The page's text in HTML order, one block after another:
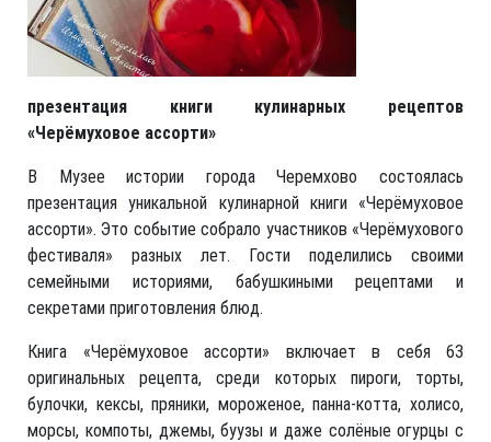
презентация книги кулинарных рецептов
«Черёмуховое ассорти»
В Музее истории города Черемхово состоялась
презентация уникальной кулинарной книги «Черёмуховое
ассорти». Это событие собрало участников «Черёмухового
фестиваля» разных лет. Гости поделились своими
семейными историями, бабушкиными рецептами и
секретами приготовления блюд.
Книга «Черёмуховое ассорти» включает в себя 63
оригинальных рецепта, среди которых пироги, торты,
булочки, кексы, пряники, мороженое, панна-котта, холисо,
морсы, компоты, джемы, буузы и даже солёные огурцы с